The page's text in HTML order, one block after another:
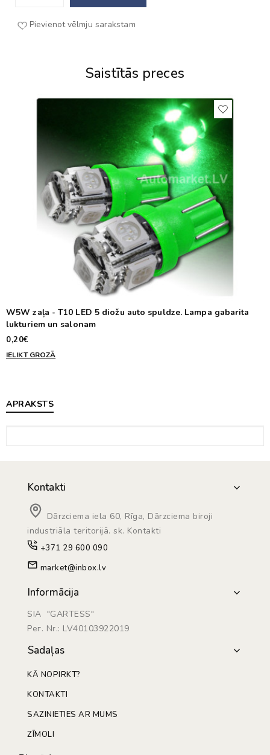
Pievienot vēlmju sarakstam
Saistītās preces
W5W zaļa - T10 LED 5 diožu auto spuldze. Lampa gabarita
lukturiem un salonam
0,20€
IELIKT GROZĀ
APRAKSTS
Kontakti
Dārzciema iela 60, Rīga, Dārzciema biroji
industriāla teritorijā. sk. Kontakti
+371 29 600 090
market@inbox.lv
Informācija
SIA "GARTESS"
Рег. Nr.: LV40103922019
Sadaļas
KĀ NOPIRKT?
KONTAKTI
SAZINIETIES AR MUMS
ZĪMOLI